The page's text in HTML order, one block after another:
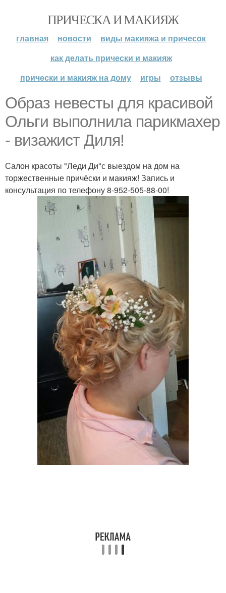
ПРИЧЕСКА И МАКИЯЖ
главная новости
виды макияжа и причесок
как делать прически и макияж
прически и макияж на дому
игры отзывы
Образ невесты для красивой
Ольги выполнила парикмахер
- визажист Диля!
Салон красоты "Леди Ди"с выездом на дом на
торжественные причёски и макияж! Запись и
консультация по телефону 8-952-505-88-00!